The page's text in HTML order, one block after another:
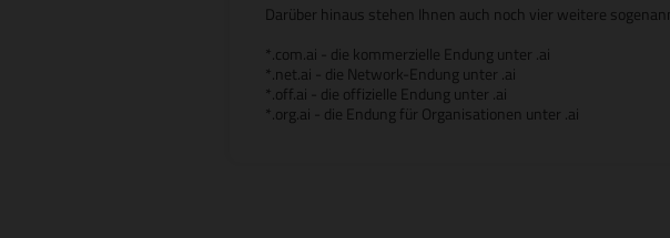
Darüber hinaus stehen Ihnen auch noch vier weitere
*.com.ai - die kommerzielle Endung unter .ai
*.net.ai - die Network-Endung unter .ai
*.off.ai - die offizielle Endung unter .ai
*.org.ai - die Endung für Organisationen unter .ai